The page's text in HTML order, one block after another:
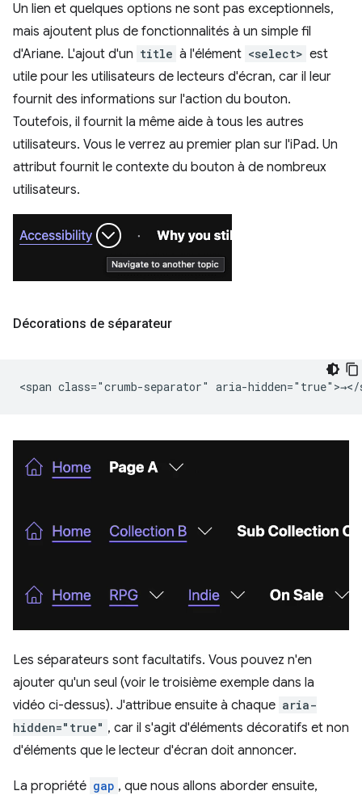
Un lien et quelques options ne sont pas exceptionnels,
mais ajoutent plus de fonctionnalités à un simple fil
d'Ariane. L'ajout d'un title à l'élément <select> est
utile pour les utilisateurs de lecteurs d'écran, car il leur
fournit des informations sur l'action du bouton.
Toutefois, il fournit la même aide à tous les autres
utilisateurs. Vous le verrez au premier plan sur l'iPad. Un
attribut fournit le contexte du bouton à de nombreux
utilisateurs.
Décorations de séparateur
Les séparateurs sont facultatifs. Vous pouvez n'en
ajouter qu'un seul (voir le troisième exemple dans la
vidéo ci-dessus). J'attribue ensuite à chaque aria-
hidden="true" , car il s'agit d'éléments décoratifs et non
d'éléments que le lecteur d'écran doit annoncer.
La propriété gap , que nous allons aborder ensuite,